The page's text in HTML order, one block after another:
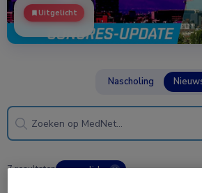
Uitgelicht
Nascholing
7 resultaten macroliden✕